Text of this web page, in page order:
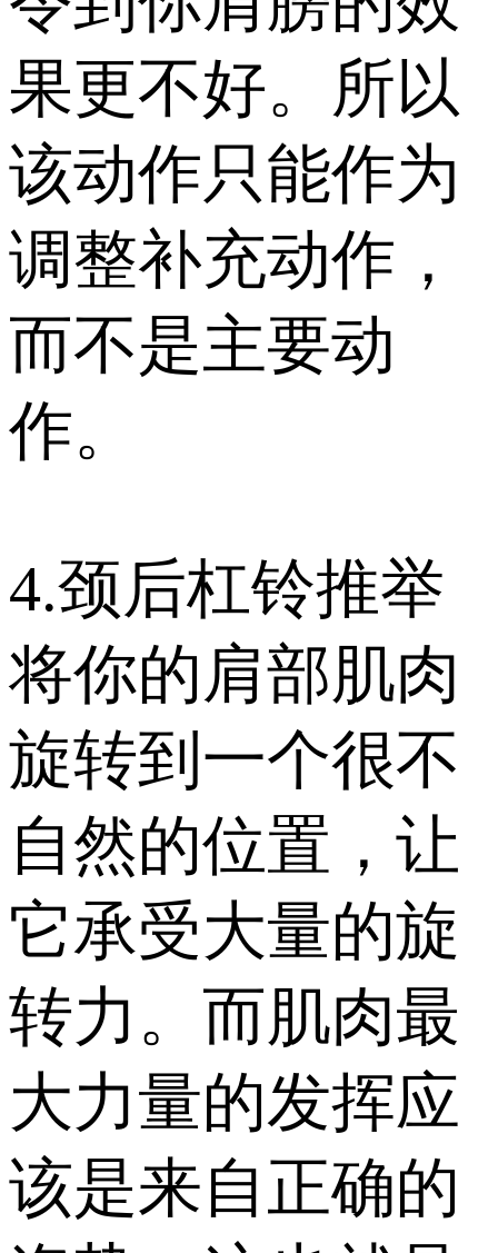
果更不好。所以
该动作只能作为
调整补充动作，
而不是主要动
作。
4.颈后杠铃推举
将你的肩部肌肉
旋转到一个很不
自然的位置，让
它承受大量的旋
转力。而肌肉最
大力量的发挥应
该是来自正确的